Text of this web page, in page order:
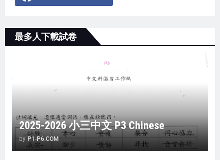
最多人下載試卷
2025-2026 小三中文 P3 Chinese
by P1-P6.COM